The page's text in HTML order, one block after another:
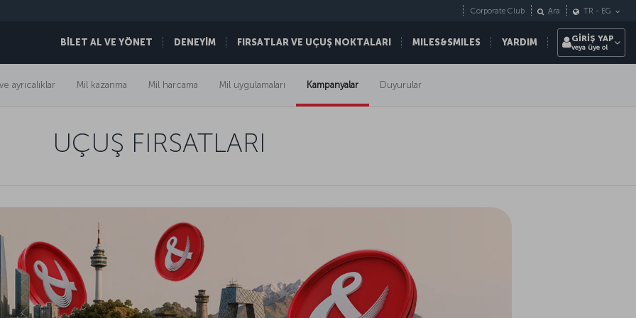
BİLET AL VE YÖNET DENEYİM FIRSATLAR VE UÇUŞ NOKTALARI MILES&SMILES YARDIM
Corporate Club Ara TR - EG
GİRİŞ YAP
veya üye ol
ayrıcalıklar Mil kazanma Mil harcama Mil uygulamaları Kampanyalar Duyurular
UÇUŞ FIRSATLARI